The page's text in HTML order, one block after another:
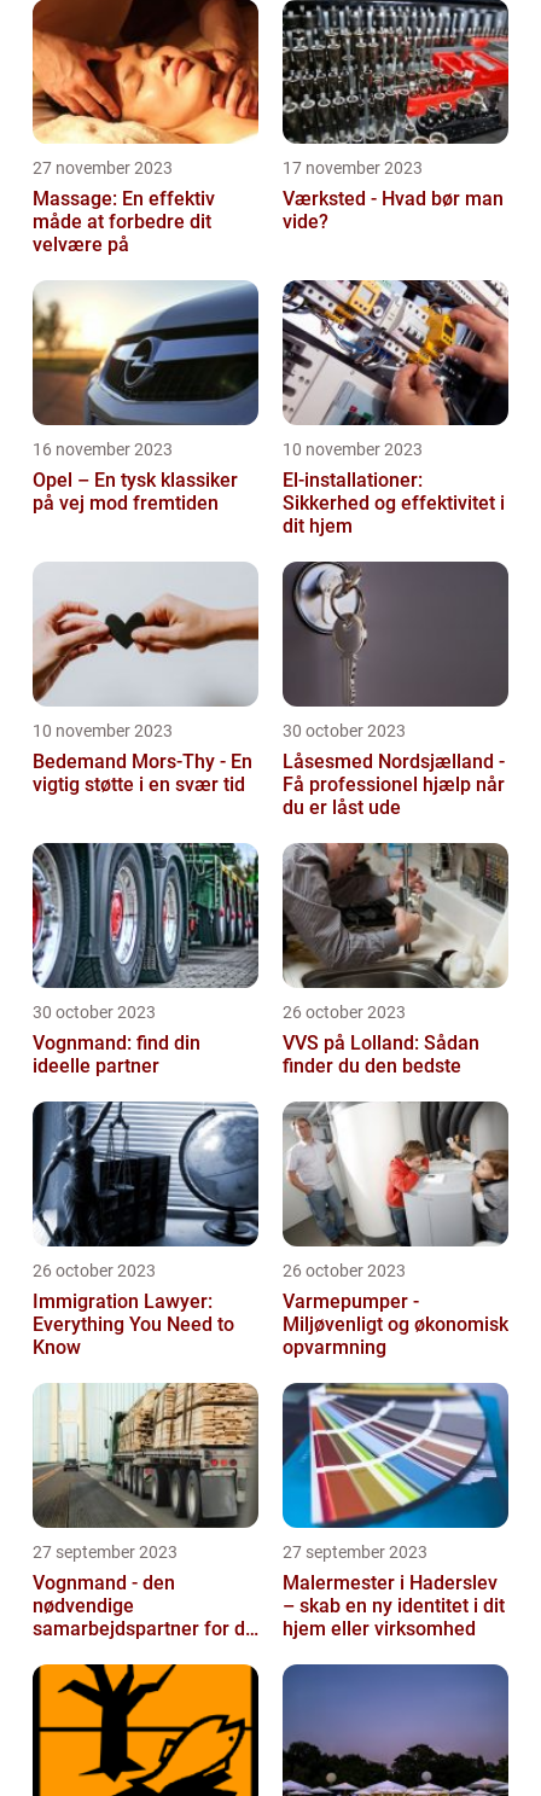
27 november 2023
Massage: En effektiv
måde at forbedre dit
velvære på
17 november 2023
Værksted - Hvad bør man
vide?
16 november 2023
Opel – En tysk klassiker
på vej mod fremtiden
10 november 2023
El-installationer:
Sikkerhed og effektivitet i
dit hjem
10 november 2023
Bedemand Mors-Thy - En
vigtig støtte i en svær tid
30 october 2023
Låsesmed Nordsjælland -
Få professionel hjælp når
du er låst ude
30 october 2023
Vognmand: find din
ideelle partner
26 october 2023
VVS på Lolland: Sådan
finder du den bedste
26 october 2023
Immigration Lawyer:
Everything You Need to
Know
26 october 2023
Varmepumper -
Miljøvenligt og økonomisk
opvarmning
27 september 2023
Vognmand - den
nødvendige
samarbejdspartner for dit
27 september 2023
Malermester i Haderslev
– skab en ny identitet i dit
hjem eller virksomhed